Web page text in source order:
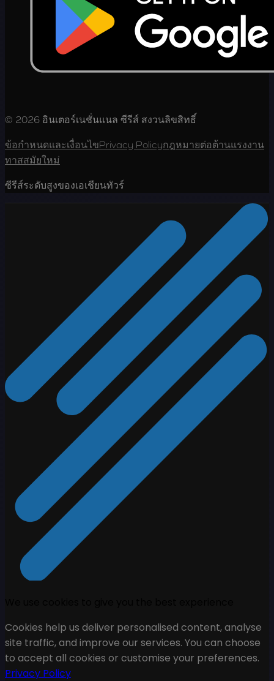
© 2026 อินเตอร์เนชั่นแนล ซีรีส์ สงวนลิขสิทธิ์
ข้อกำหนดและเงื่อนไขPrivacy Policyกฎหมายต่อต้านแรงงาน
ทาสสมัยใหม่
ซีรีส์ระดับสูงของเอเชียนทัวร์
Cookies help us deliver personalised content, analyse
site traffic, and improve our services. You can choose
to accept all cookies or customise your preferences.
Privacy Policy